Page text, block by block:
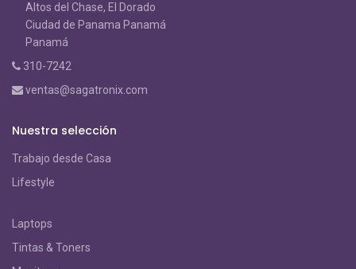
Altos del Chase, El Dorado
Ciudad de Panama Panamá
Panamá
310-7242
ventas@sagatronix.com
Nuestra selección
Trabajo desde Casa
Lifestyle
Laptops
Tintas & Toners